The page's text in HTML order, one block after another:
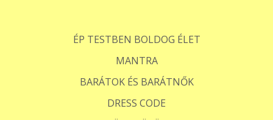
ÉP TESTBEN BOLDOG ÉLET
MANTRA
BARÁTOK ÉS BARÁTNŐK
DRESS CODE